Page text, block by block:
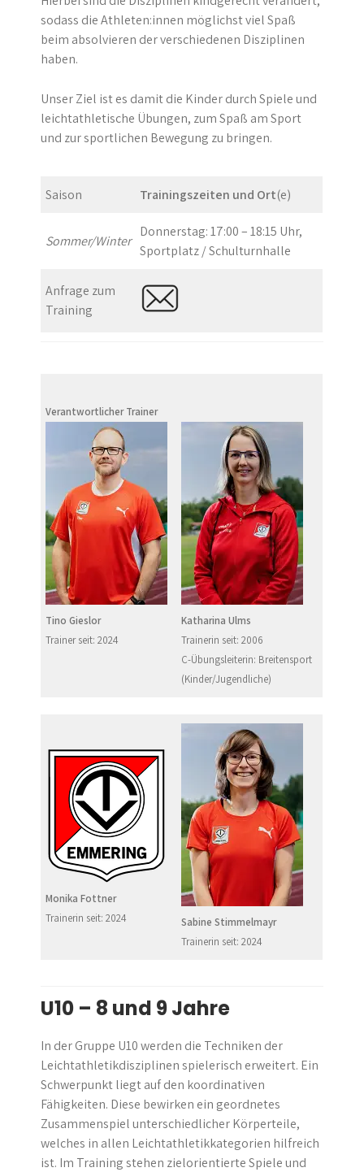
sodass die Athleten:innen möglichst viel Spaß
beim absolvieren der verschiedenen Disziplinen
haben.
Unser Ziel ist es damit die Kinder durch Spiele und
leichtathletische Übungen, zum Spaß am Sport
und zur sportlichen Bewegung zu bringen.
Saison Trainingszeiten und Ort(e)
Sommer/Winter
Donnerstag: 17:00 – 18:15 Uhr,
Sportplatz / Schulturnhalle
Anfrage zum
Training
Verantwortlicher Trainer
Tino Gieslor
Trainer seit: 2024
Katharina Ulms
Trainerin seit: 2006
C-Übungsleiterin: Breitensport
(Kinder/Jugendliche)
Monika Fottner
Trainerin seit: 2024
Sabine Stimmelmayr
Trainerin seit: 2024
U10 – 8 und 9 Jahre
In der Gruppe U10 werden die Techniken der
Leichtathletikdisziplinen spielerisch erweitert. Ein
Schwerpunkt liegt auf den koordinativen
Fähigkeiten. Diese bewirken ein geordnetes
Zusammenspiel unterschiedlicher Körperteile,
welches in allen Leichtathletikkategorien hilfreich
ist. Im Training stehen zielorientierte Spiele und